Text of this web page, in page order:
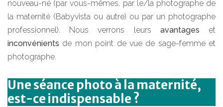
nouveau-né (par vous-mêmes, par le/la photographe de
la maternité (Babyvista ou autre) ou par un photographe
professionnel). Nous verrons leurs avantages et
inconvénients de mon point de vue de sage-femme et
photographe.
Une séance photo à la maternité,
est-ce indispensable ?